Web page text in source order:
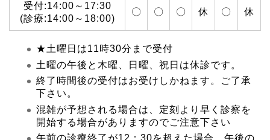
受付:14:00～17:30
(診療:14:00～18:00)
〇 〇 〇 休 〇 休
★土曜日は11時30分まで受付
土曜の午後と木曜、日曜、祝日は休診です。
終了時間後の受付はお受けしかねます。ご了承
下さい。
混雑が予想される場合は、定刻より早く診察を
開始する場合がありますのでご注意下さい